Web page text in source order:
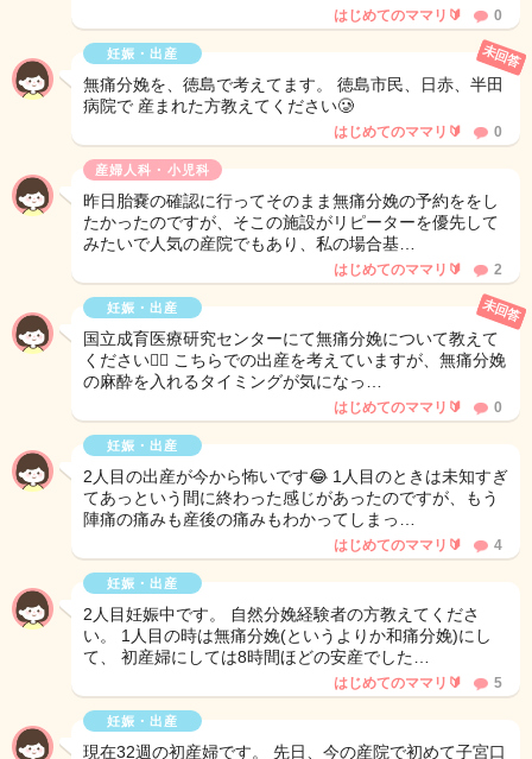
はじめてのママリ🔰 0
妊娠・出産
無痛分娩を、徳島で考えてます。 徳島市民、日赤、半田
病院で 産まれた方教えてください🥲
未回答
はじめてのママリ🔰 0
産婦人科・小児科
昨日胎嚢の確認に行ってそのまま無痛分娩の予約ををし
たかったのですが、そこの施設がリピーターを優先して
みたいで人気の産院でもあり、私の場合基…
はじめてのママリ🔰 2
妊娠・出産
国立成育医療研究センターにて無痛分娩について教えて
ください🙇‍♀️ こちらでの出産を考えていますが、無痛分娩
の麻酔を入れるタイミングが気になっ…
未回答
はじめてのママリ🔰 0
妊娠・出産
2人目の出産が今から怖いです😂 1人目のときは未知すぎ
てあっという間に終わった感じがあったのですが、もう
陣痛の痛みも産後の痛みもわかってしまっ…
はじめてのママリ🔰 4
妊娠・出産
2人目妊娠中です。 自然分娩経験者の方教えてくださ
い。 1人目の時は無痛分娩(というよりか和痛分娩)にし
て、 初産婦にしては8時間ほどの安産でした…
はじめてのママリ🔰 5
妊娠・出産
現在32週の初産婦です。 先日、今の産院で初めて子宮口